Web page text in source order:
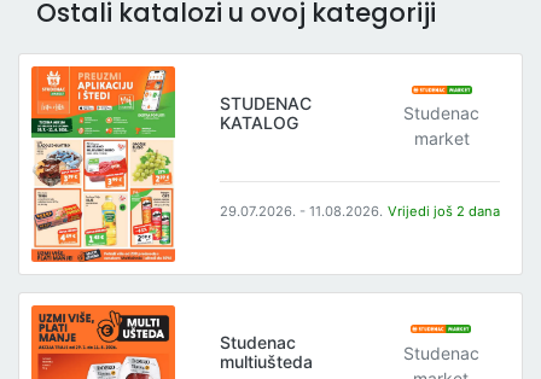
Ostali katalozi u ovoj kategoriji
STUDENAC
KATALOG
Studenac
market
29.07.2026. - 11.08.2026. Vrijedi još 2 dana
Studenac
multiušteda
Studenac